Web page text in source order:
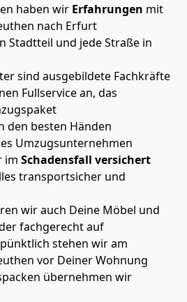
haben wir Erfahrungen mit
nach Erfurt
Stadtteil und jede Straße in
sind ausgebildete Fachkräfte
Fullservice an, das
den besten Händen
Umzugsunternehmen
im Schadensfall versichert
transportsicher und
wir auch Deine Möbel und
fachgerecht auf
stehen wir am
vor Deiner Wohnung
übernehmen wir